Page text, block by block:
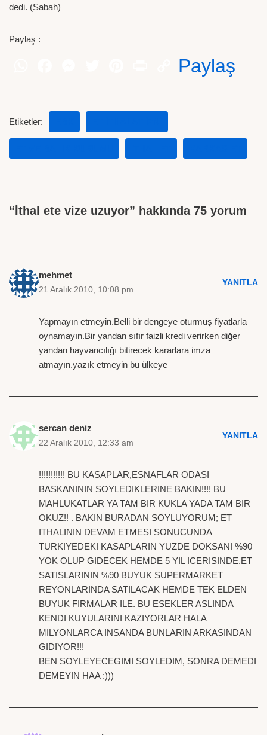
dedi. (Sabah)
Paylaş :
Paylaş
Etiketler:
“İthal ete vize uzuyor” hakkında 75 yorum
mehmet
21 Aralık 2010, 10:08 pm
YANITLA
Yapmayın etmeyin.Belli bir dengeye oturmuş fiyatlarla
oynamayın.Bir yandan sıfır faizli kredi verirken diğer
yandan hayvancılığı bitirecek kararlara imza
atmayın.yazık etmeyin bu ülkeye
sercan deniz
22 Aralık 2010, 12:33 am
YANITLA
!!!!!!!!!!! BU KASAPLAR,ESNAFLAR ODASI
BASKANININ SOYLEDIKLERINE BAKIN!!!! BU
MAHLUKATLAR YA TAM BIR KUKLA YADA TAM BIR
OKUZ!! . BAKIN BURADAN SOYLUYORUM; ET
ITHALININ DEVAM ETMESI SONUCUNDA
TURKIYEDEKI KASAPLARIN YUZDE DOKSANI %90
YOK OLUP GIDECEK HEMDE 5 YIL ICERISINDE.ET
SATISLARININ %90 BUYUK SUPERMARKET
REYONLARINDA SATILACAK HEMDE TEK ELDEN
BUYUK FIRMALAR ILE. BU ESEKLER ASLINDA
KENDI KUYULARINI KAZIYORLAR HALA
MILYONLARCA INSANDA BUNLARIN ARKASINDAN
GIDIYOR!!!
BEN SOYLEYECEGIMI SOYLEDIM, SONRA DEMEDI
DEMEYIN HAA :)))